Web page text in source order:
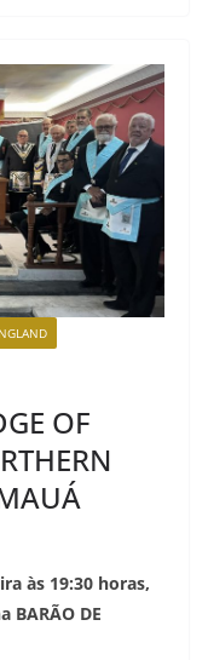
OF
às 19:30 horas,
BARÃO DE